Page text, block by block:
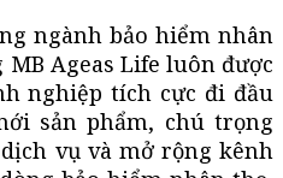
ngành bảo hiểm nhân
Ageas Life luôn được
nghiệp tích cực đi đầu
sản phẩm, chú trọng
vụ và mở rộng kênh